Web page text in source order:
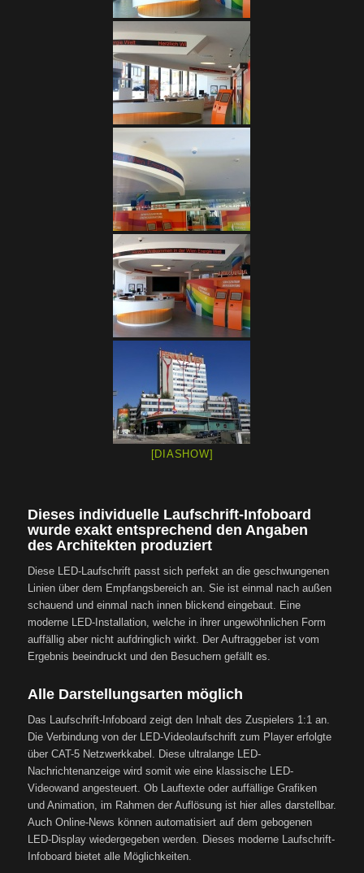
[DIASHOW]
Dieses individuelle Laufschrift-Infoboard
wurde exakt entsprechend den Angaben
des Architekten produziert
Diese LED-Laufschrift passt sich perfekt an die geschwungenen
Linien über dem Empfangsbereich an. Sie ist einmal nach außen
schauend und einmal nach innen blickend eingebaut. Eine
moderne LED-Installation, welche in ihrer ungewöhnlichen Form
auffällig aber nicht aufdringlich wirkt. Der Auftraggeber ist vom
Ergebnis beeindruckt und den Besuchern gefällt es.
Alle Darstellungsarten möglich
Das Laufschrift-Infoboard zeigt den Inhalt des Zuspielers 1:1 an.
Die Verbindung von der LED-Videolaufschrift zum Player erfolgte
über CAT-5 Netzwerkkabel. Diese ultralange LED-
Nachrichtenanzeige wird somit wie eine klassische LED-
Videowand angesteuert. Ob Lauftexte oder auffällige Grafiken
und Animation, im Rahmen der Auflösung ist hier alles darstellbar.
Auch Online-News können automatisiert auf dem gebogenen
LED-Display wiedergegeben werden. Dieses moderne Laufschrift-
Infoboard bietet alle Möglichkeiten.